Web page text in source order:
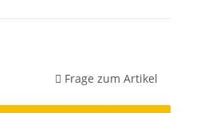
Frage zum Artikel